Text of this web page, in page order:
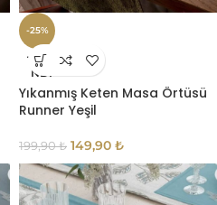
-25%
TÜKE
NDI
Yıkanmış Keten Masa Örtüsü
Runner Yeşil
199,90₺ 149,90 ₺